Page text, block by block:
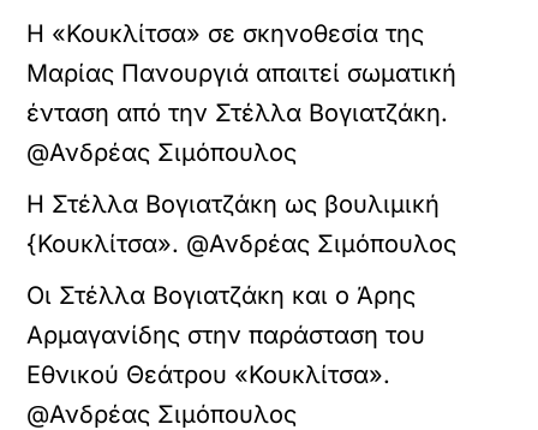
Η «Κουκλίτσα» σε σκηνοθεσία της
Μαρίας Πανουργιά απαιτεί σωματική
ένταση από την Στέλλα Βογιατζάκη.
@Ανδρέας Σιμόπουλος
Η Στέλλα Βογιατζάκη ως βουλιμική
{Κουκλίτσα». @Ανδρέας Σιμόπουλος
Οι Στέλλα Βογιατζάκη και ο Άρης
Αρμαγανίδης στην παράσταση του
Εθνικού Θεάτρου «Κουκλίτσα».
@Ανδρέας Σιμόπουλος